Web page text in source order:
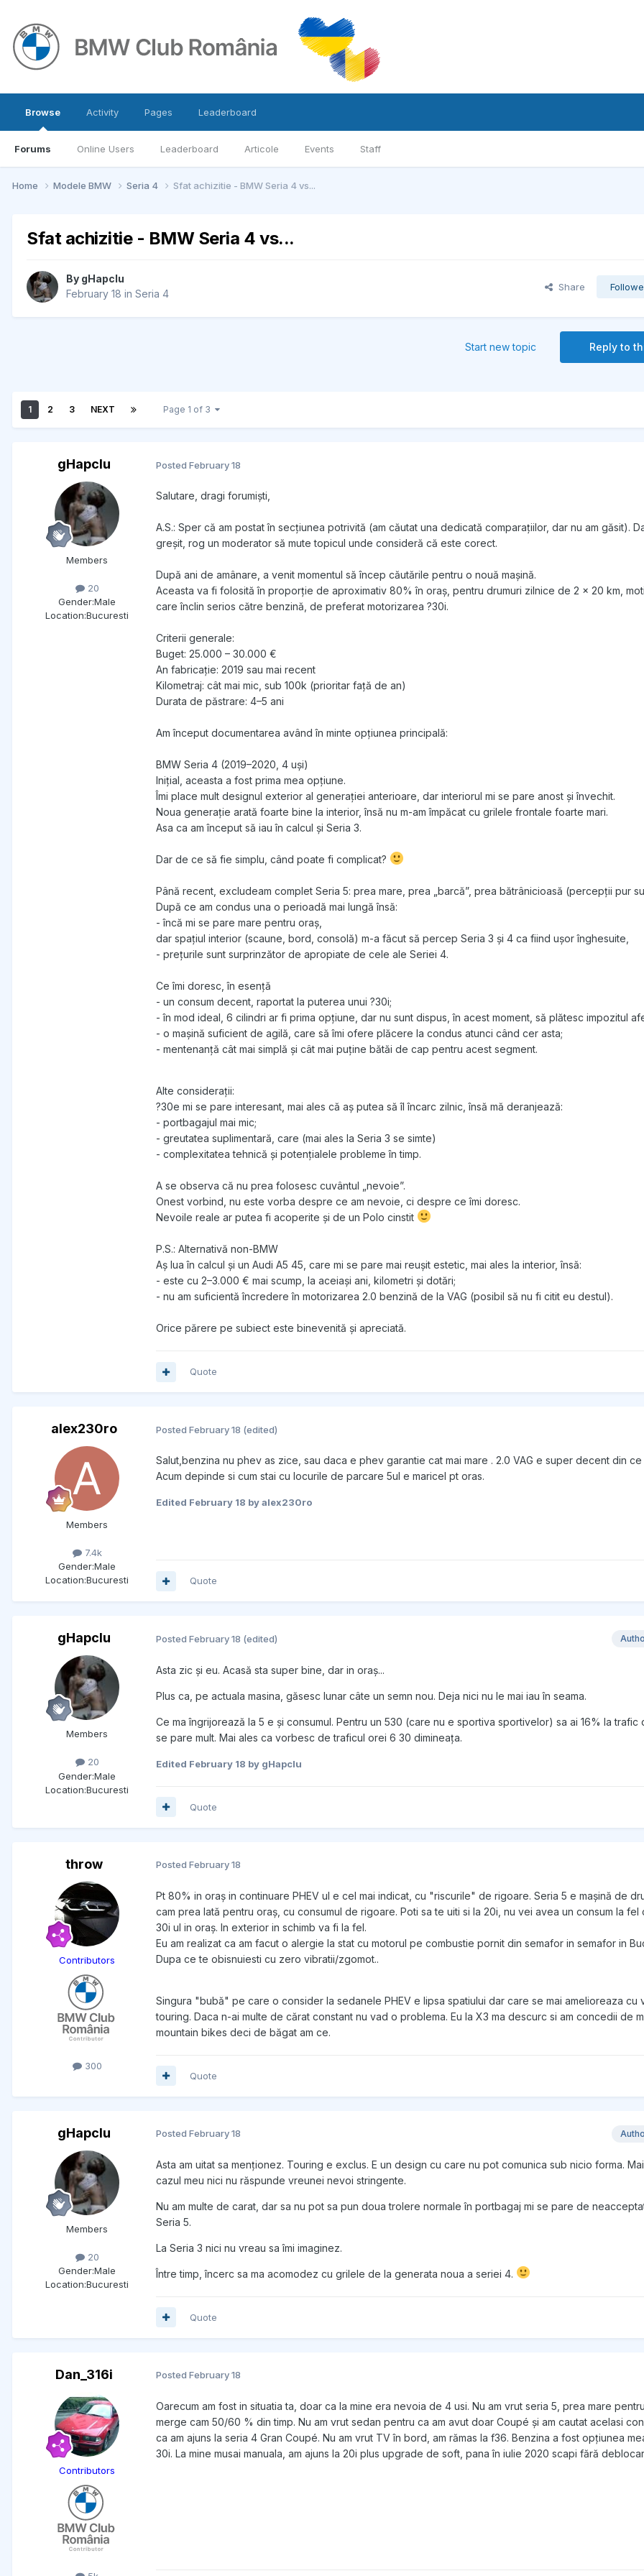
Browse
Forums Online Users Leaderboard Articole Events Staff
Activity Pages Leaderboard
Home Modele BMW Seria 4 Sfat achizitie - BMW Seria 4 vs...
Sfat achizitie - BMW Seria 4 vs...
By gHapcIu
February 18 in Seria 4
Share
Reply to
Start new topic
1 2 3 NEXT Page 1 of 3
gHapcIu
Members
20
Gender:Male
Location:Bucuresti
Posted February 18
Salutare, dragi forumiști,
A.S.: Sper că am postat în secțiunea potrivită (am căutat una dedicată comparațiilor, dar nu am găsit).
greșit, rog un moderator să mute topicul unde consideră că este corect.
După ani de amânare, a venit momentul să încep căutările pentru o nouă mașină.
Aceasta va fi folosită în proporție de aproximativ 80% în oraș, pentru drumuri zilnice de 2 x 20 km,
care înclin serios către benzină, de preferat motorizarea ?30i.
Criterii generale:
Buget: 25.000 – 30.000 €
An fabricație: 2019 sau mai recent
Kilometraj: cât mai mic, sub 100k (prioritar față de an)
Durata de păstrare: 4–5 ani
Am început documentarea având în minte opțiunea principală:
BMW Seria 4 (2019–2020, 4 uși)
Inițial, aceasta a fost prima mea opțiune.
Îmi place mult designul exterior al generației anterioare, dar interiorul mi se pare anost și învechit.
Noua generație arată foarte bine la interior, însă nu m-am împăcat cu grilele frontale foarte mari.
Asa ca am început să iau în calcul și Seria 3.
Dar de ce să fie simplu, când poate fi complicat?
Până recent, excludeam complet Seria 5: prea mare, prea „barcă”, prea bătrânicioasă (percepții pur
După ce am condus una o perioadă mai lungă însă:
- încă mi se pare mare pentru oraș,
dar spațiul interior (scaune, bord, consolă) m-a făcut să percep Seria 3 și 4 ca fiind ușor înghesuite,
- prețurile sunt surprinzător de apropiate de cele ale Seriei 4.
Ce îmi doresc, în esență
- un consum decent, raportat la puterea unui ?30i;
- în mod ideal, 6 cilindri ar fi prima opțiune, dar nu sunt dispus, în acest moment, să plătesc impozitul
- o mașină suficient de agilă, care să îmi ofere plăcere la condus atunci când cer asta;
- mentenanță cât mai simplă și cât mai puține bătăi de cap pentru acest segment.
Alte considerații:
?30e mi se pare interesant, mai ales că aș putea să îl încarc zilnic, însă mă deranjează:
- portbagajul mai mic;
- greutatea suplimentară, care (mai ales la Seria 3 se simte)
- complexitatea tehnică și potențialele probleme în timp.
A se observa că nu prea folosesc cuvântul „nevoie”.
Onest vorbind, nu este vorba despre ce am nevoie, ci despre ce îmi doresc.
Nevoile reale ar putea fi acoperite și de un Polo cinstit
P.S.: Alternativă non-BMW
Aș lua în calcul și un Audi A5 45, care mi se pare mai reușit estetic, mai ales la interior, însă:
- este cu 2–3.000 € mai scump, la aceiași ani, kilometri și dotări;
- nu am suficientă încredere în motorizarea 2.0 benzină de la VAG (posibil să nu fi citit eu destul).
Orice părere pe subiect este binevenită și apreciată.
Quote
alex230ro
Members
7.4k
Gender:Male
Location:Bucuresti
Posted February 18 (edited)
Salut,benzina nu phev as zice, sau daca e phev garantie cat mai mare . 2.0 VAG e super decent din ce
Acum depinde si cum stai cu locurile de parcare 5ul e maricel pt oras.
Edited February 18 by alex230ro
Quote
gHapcIu
Members
20
Gender:Male
Location:Bucuresti
Posted February 18 (edited)
Asta zic și eu. Acasă sta super bine, dar in oraș...
Plus ca, pe actuala masina, găsesc lunar câte un semn nou. Deja nici nu le mai iau în seama.
Ce ma îngrijorează la 5 e și consumul. Pentru un 530 (care nu e sportiva sportivelor) sa ai 16% la trafic
se pare mult. Mai ales ca vorbesc de traficul orei 6 30 dimineața.
Edited February 18 by gHapcIu
Quote
throw
Contributors
300
Posted February 18
Pt 80% in oraș in continuare PHEV ul e cel mai indicat, cu "riscurile" de rigoare. Seria 5 e mașină de
cam prea lată pentru oraș, cu consumul de rigoare. Poti sa te uiti si la 20i, nu vei avea un consum la fel
30i ul in oraș. In exterior in schimb va fi la fel.
Eu am realizat ca am facut o alergie la stat cu motorul pe combustie pornit din semafor in semafor in
Dupa ce te obisnuiesti cu zero vibratii/zgomot..
Singura "bubă" pe care o consider la sedanele PHEV e lipsa spatiului dar care se mai amelioreaza cu
touring. Daca n-ai multe de cărat constant nu vad o problema. Eu la X3 ma descurc si am concedii de
mountain bikes deci de băgat am ce.
Quote
gHapcIu
Members
20
Gender:Male
Location:Bucuresti
Posted February 18
Asta am uitat sa menționez. Touring e exclus. E un design cu care nu pot comunica sub nicio forma.
cazul meu nici nu răspunde vreunei nevoi stringente.
Nu am multe de carat, dar sa nu pot sa pun doua trolere normale în portbagaj mi se pare de
Seria 5.
La Seria 3 nici nu vreau sa îmi imaginez.
Între timp, încerc sa ma acomodez cu grilele de la generata noua a seriei 4.
Quote
Dan_316i
Contributors
Posted February 18
Oarecum am fost in situatia ta, doar ca la mine era nevoia de 4 usi. Nu am vrut seria 5, prea mare
merge cam 50/60 % din timp. Nu am vrut sedan pentru ca am avut doar Coupé și am cautat acelasi
ca am ajuns la seria 4 Gran Coupé. Nu am vrut TV în bord, am rămas la f36. Benzina a fost opțiunea
30i. La mine musai manuala, am ajuns la 20i plus upgrade de soft, pana în iulie 2020 scapi fără